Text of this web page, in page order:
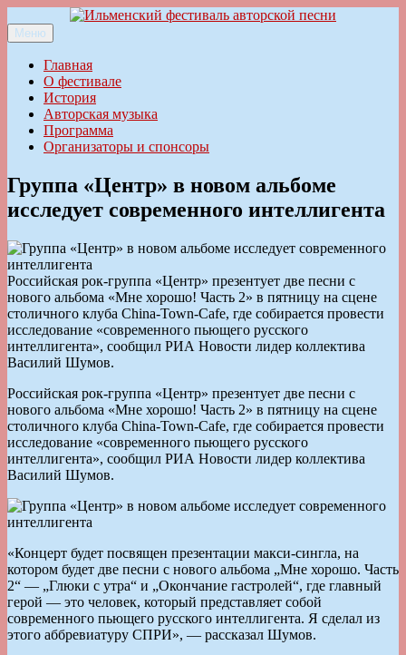
к
содержимому
Ильменский фестиваль авторской песни
Меню
Главная
О фестивале
История
Авторская музыка
Программа
Организаторы и спонсоры
Группа «Центр» в новом альбоме
исследует современного интеллигента
Российская рок-группа «Центр» презентует две песни с
нового альбома «Мне хорошо! Часть 2» в пятницу на сцене
столичного клуба China-Town-Cafe, где собирается провести
исследование «современного пьющего русского
интеллигента», сообщил РИА Новости лидер коллектива
Василий Шумов.
Российская рок-группа «Центр» презентует две песни с
нового альбома «Мне хорошо! Часть 2» в пятницу на сцене
столичного клуба China-Town-Cafe, где собирается провести
исследование «современного пьющего русского
интеллигента», сообщил РИА Новости лидер коллектива
Василий Шумов.
«Концерт будет посвящен презентации макси-сингла, на
котором будет две песни с нового альбома „Мне хорошо. Часть
2“ — „Глюки с утра“ и „Окончание гастролей“, где главный
герой — это человек, который представляет собой
современного пьющего русского интеллигента. Я сделал из
этого аббревиатуру СПРИ», — рассказал Шумов.